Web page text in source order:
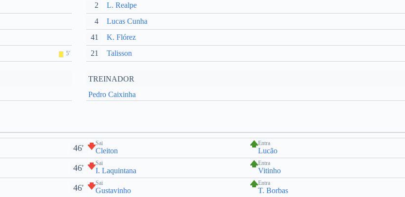
5'
2
L. Realpe
4
Lucas Cunha
41
K. Flórez
21
Talisson
TREINADOR
Pedro Caixinha
46' Sai
Cleiton
Entra
Lucão
46' Sai
I. Laquintana
Entra
Vitinho
46' Sai
Gustavinho
Entra
T. Borbas